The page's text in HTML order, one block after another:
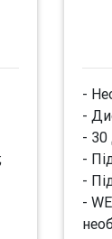
-
-
- 30
-
-
-